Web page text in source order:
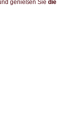
genießen Sie die